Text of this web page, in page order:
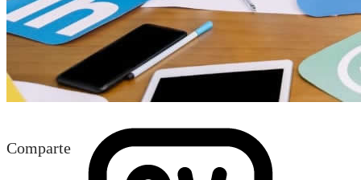
Servicios
Cartelera
Noticias
Contacto
Comparte